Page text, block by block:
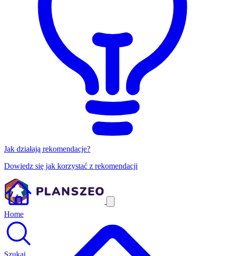
Jak działają rekomendacje?
Dowiedz się jak korzystać z rekomendacji
Home
Szukaj